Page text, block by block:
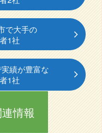
で大手の
1社
績が豊富な
1社
情報